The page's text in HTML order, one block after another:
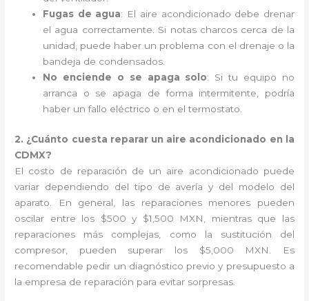
Fugas de agua: El aire acondicionado debe drenar
el agua correctamente. Si notas charcos cerca de la
unidad, puede haber un problema con el drenaje o la
bandeja de condensados.
No enciende o se apaga solo: Si tu equipo no
arranca o se apaga de forma intermitente, podría
haber un fallo eléctrico o en el termostato.
2. ¿Cuánto cuesta reparar un aire acondicionado en la
CDMX?
El costo de reparación de un aire acondicionado puede
variar dependiendo del tipo de avería y del modelo del
aparato. En general, las reparaciones menores pueden
oscilar entre los $500 y $1,500 MXN, mientras que las
reparaciones más complejas, como la sustitución del
compresor, pueden superar los $5,000 MXN. Es
recomendable pedir un diagnóstico previo y presupuesto a
la empresa de reparación para evitar sorpresas.